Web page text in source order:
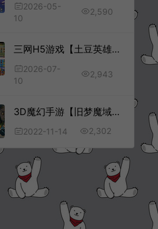
2026-05-
10
2,590
三网H5游戏【土豆英雄H5代金券内购版】7月最新整理Linux手工服务端+管理后台+CDK授权后台+简易安卓客户端+详细搭建教程+视频教程
2026-07-
10
2,943
3D魔幻手游【旧梦魔域】11月最新整理Win一键服务端+GM工具+安卓+详细搭建教程
2022-11-14 2,302